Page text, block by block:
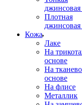
джинсовая
Плотная
джинсовая
Кожа
Лаке
На
основе
На
основе
На флисе
Металлик